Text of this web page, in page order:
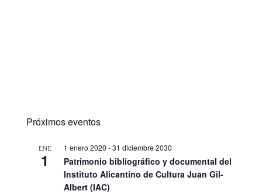
Próximos eventos
ENE
1
1 enero 2020 -31 diciembre 2030
Patrimonio bibliográfico y documental del
Instituto Alicantino de Cultura Juan Gil-
Albert (IAC)